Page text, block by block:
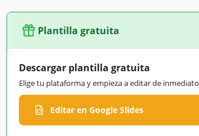
Plantilla gratuita
Descargar plantilla gratuita
Elige tu plataforma y empieza a editar de inmediato
Editar en Google Slides